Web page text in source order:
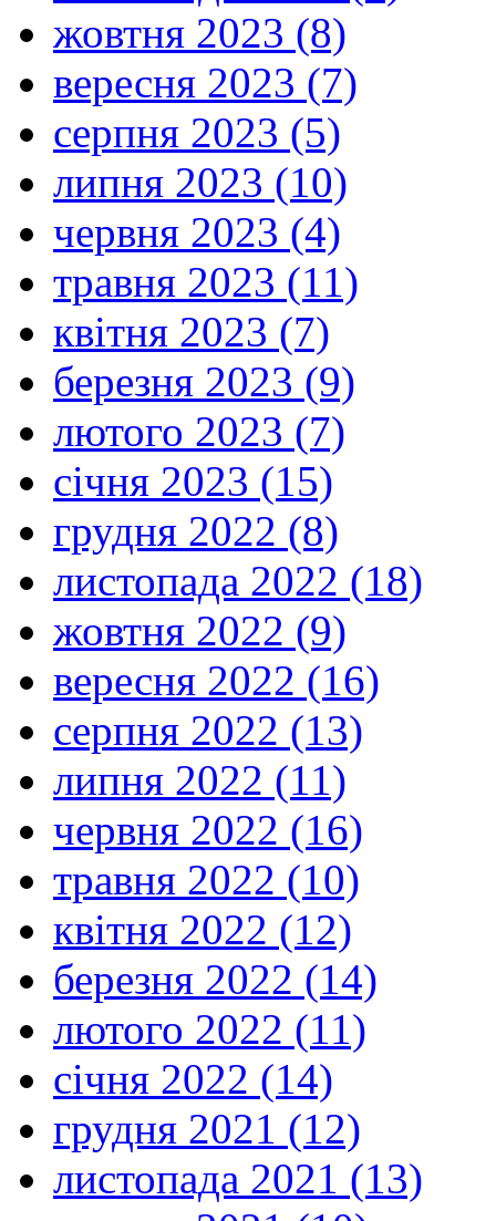
жовтня 2023 (8)
вересня 2023 (7)
серпня 2023 (5)
липня 2023 (10)
червня 2023 (4)
травня 2023 (11)
квітня 2023 (7)
березня 2023 (9)
лютого 2023 (7)
січня 2023 (15)
грудня 2022 (8)
листопада 2022 (18)
жовтня 2022 (9)
вересня 2022 (16)
серпня 2022 (13)
липня 2022 (11)
червня 2022 (16)
травня 2022 (10)
квітня 2022 (12)
березня 2022 (14)
лютого 2022 (11)
січня 2022 (14)
грудня 2021 (12)
листопада 2021 (13)